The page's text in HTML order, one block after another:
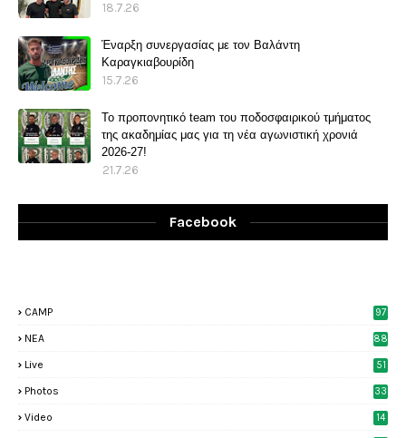
18.7.26
Έναρξη συνεργασίας με τον Βαλάντη
Καραγκιαβουρίδη
15.7.26
Το προπονητικό team του ποδοσφαιρικού τμήματος
της ακαδημίας μας για τη νέα αγωνιστική χρονιά
2026-27!
21.7.26
Facebook
CAMP 97
NEA 88
Live 51
Photos
33
Video
14